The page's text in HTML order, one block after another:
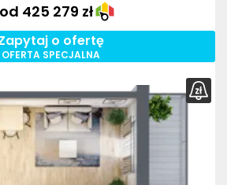
425 279 zł
o ofertę
OFERTA SPECJALNA